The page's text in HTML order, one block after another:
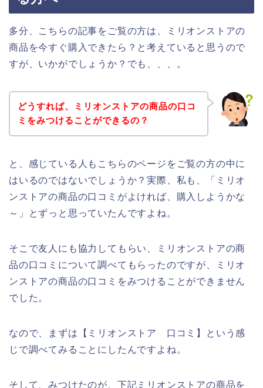
多分、こちらの記事をご覧の方は、ミリオンストアの
商品を今すぐ購入できたら？と考えていると思うので
すが、いかがでしょうか？でも、、、。
どうすれば、ミリオンストアの商品の口コ
ミをみつけることができるの？
と、感じている人もこちらのページをご覧の方の中に
はいるのではないでしょうか？実際、私も、「ミリオ
ンストアの商品の口コミがよければ、購入しようかな
～」とずっと思っていたんですよね。
そこで友人にも協力してもらい、ミリオンストアの商
品の口コミについて調べてもらったのですが、ミリオ
ンストアの商品の口コミをみつけることができません
でした。
なので、まずは【ミリオンストア 口コミ】という感
じで調べてみることにしたんですよね。
そして、みつけたのが、下記ミリオンストアの商品を